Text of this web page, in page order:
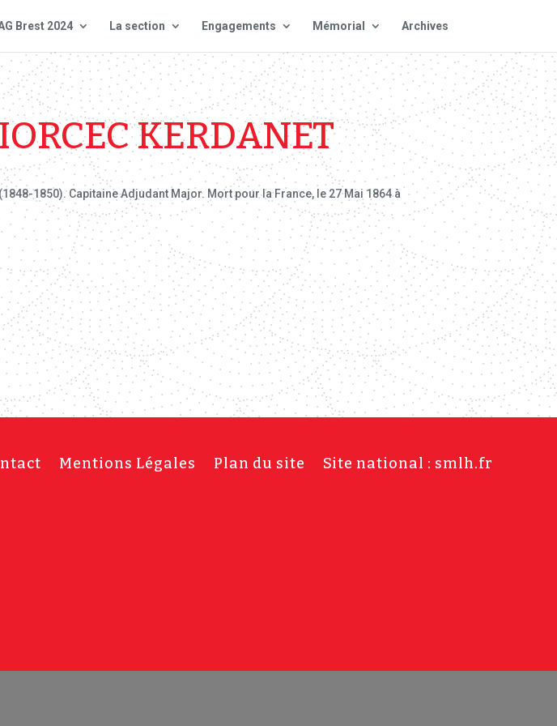
Brest 2024 La section Engagements Mémorial Archives
KERDANET
1850). Capitaine Adjudant Major. Mort pour la France, le 27 Mai 1864 à
Mentions Légales Plan du site Site national : smlh.fr